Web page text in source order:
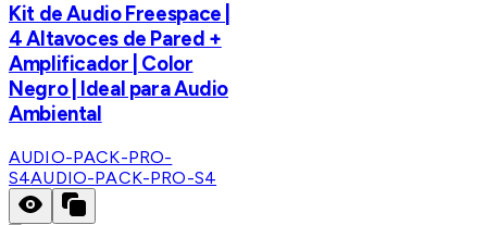
Kit de Audio Freespace |
4 Altavoces de Pared +
Amplificador | Color
Negro | Ideal para Audio
Ambiental
AUDIO-PACK-PRO-
S4AUDIO-PACK-PRO-S4